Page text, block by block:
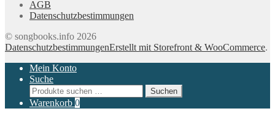
AGB
Datenschutzbestimmungen
© songbooks.info 2026
DatenschutzbestimmungenErstellt mit Storefront & WooCommerce.
Mein Konto
Suche
Suchen
nach:
Suchen
Warenkorb 0